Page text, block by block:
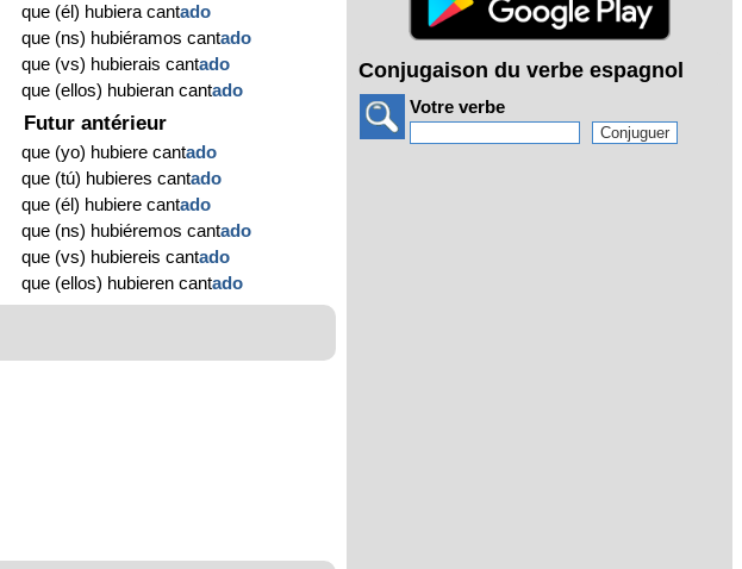
que (él) hubiera cantado
que (ns) hubiéramos cantado
que (vs) hubierais cantado
que (ellos) hubieran cantado
Futur antérieur
que (yo) hubiere cantado
que (tú) hubieres cantado
que (él) hubiere cantado
que (ns) hubiéremos cantado
que (vs) hubiereis cantado
que (ellos) hubieren cantado
Conjugaison du verbe espagnol
Votre verbe